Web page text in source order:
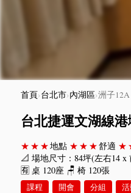
首頁›台北市›內湖區›洲子12A
台北捷運文湖線
★★★地點 ★★★舒適
📐 場地尺寸：84坪(左右14 x
🈶 桌 120座 🪑 椅 120張
課程 開會 分組